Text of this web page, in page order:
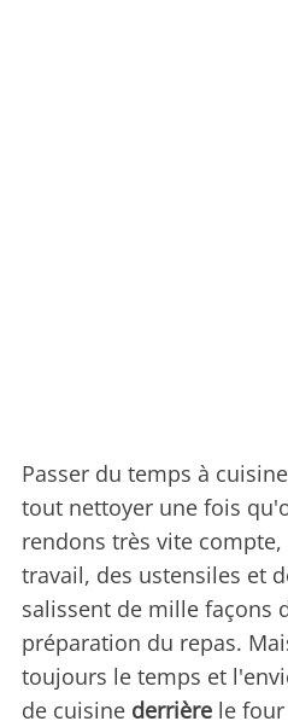
Passer du temps à
tout nettoyer une fois
rendons très vite
travail, des ustensiles et
salissent de mille façons
préparation du repas.
toujours le temps et
de cuisine derrière le